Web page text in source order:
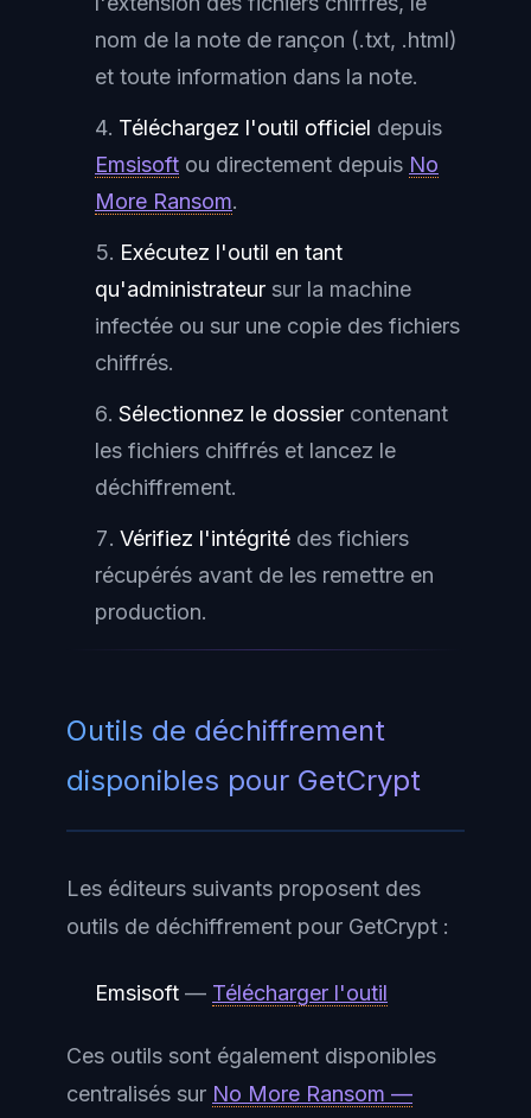
nom de la note de rançon (.txt, .html)
et toute information dans la note.
Téléchargez l'outil officiel depuis
Emsisoft ou directement depuis No
More Ransom.
Exécutez l'outil en tant
qu'administrateur sur la machine
infectée ou sur une copie des fichiers
chiffrés.
Sélectionnez le dossier contenant
les fichiers chiffrés et lancez le
déchiffrement.
Vérifiez l'intégrité des fichiers
récupérés avant de les remettre en
production.
Outils de déchiffrement
disponibles pour GetCrypt
Les éditeurs suivants proposent des
outils de déchiffrement pour GetCrypt :
Emsisoft — Télécharger l'outil
Ces outils sont également disponibles
centralisés sur No More Ransom —